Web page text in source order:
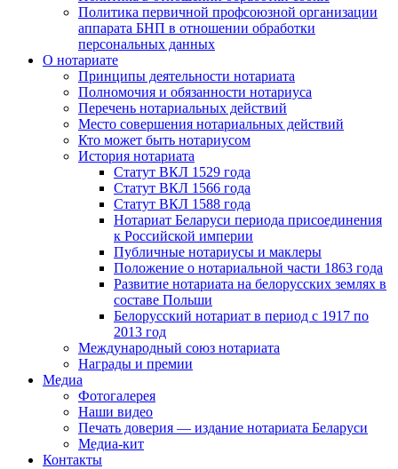
Политика первичной профсоюзной организации
аппарата БНП в отношении обработки
персональных данных
О нотариате
Принципы деятельности нотариата
Полномочия и обязанности нотариуса
Перечень нотариальных действий
Место совершения нотариальных действий
Кто может быть нотариусом
История нотариата
Статут ВКЛ 1529 года
Статут ВКЛ 1566 года
Статут ВКЛ 1588 года
Нотариат Беларуси периода присоединения
к Российской империи
Публичные нотариусы и маклеры
Положение о нотариальной части 1863 года
Развитие нотариата на белорусских землях в
составе Польши
Белорусский нотариат в период с 1917 по
2013 год
Международный союз нотариата
Награды и премии
Медиа
Фотогалерея
Наши видео
Печать доверия — издание нотариата Беларуси
Медиа-кит
Контакты